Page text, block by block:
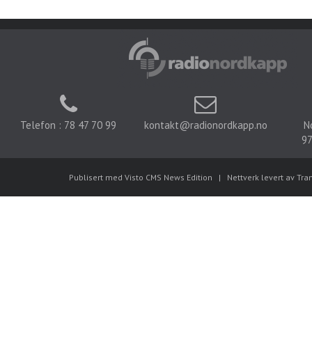
Telefon : 78 47 70 99 kontakt@radionordkapp.no
Publisert med Visto CMS News Edition | Nettverk levert av